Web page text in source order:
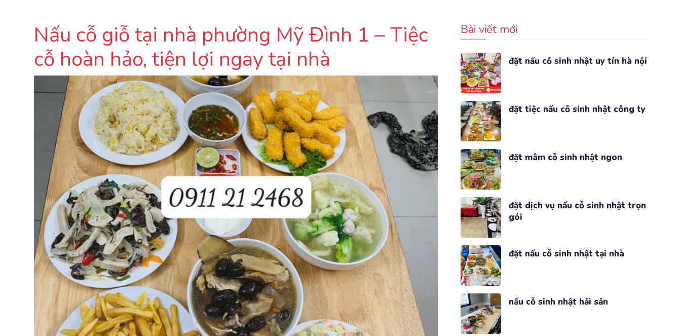
Nấu cỗ giỗ tại nhà phường Mỹ Đình 1 – Tiệc
cỗ hoàn hảo, tiện lợi ngay tại nhà
Bài viết mới
đặt nấu cỗ sinh nhật uy tín hà nội
đặt tiệc nấu cỗ sinh nhật công ty
đặt mâm cỗ sinh nhật ngon
đặt dịch vụ nấu cỗ sinh nhật trọn
gói
đặt nấu cỗ sinh nhật tại nhà
nấu cỗ sinh nhật hải sản